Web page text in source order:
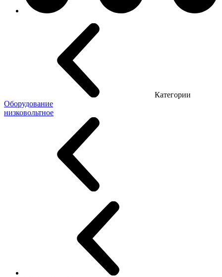
Категории
Оборудование
низковольтное